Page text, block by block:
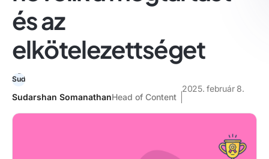
és az
elkötelezettséget
Sudarshan SomanathanHead of Content
2025. február 8.